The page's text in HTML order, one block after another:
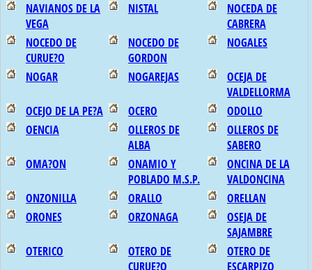
NAVIANOS DE LA
VEGA
NISTAL
NOCEDA DE
CABRERA
NOCEDO DE
CURUE?O
NOCEDO DE
GORDON
NOGALES
NOGAR NOGAREJAS
OCEJA DE
VALDELLORMA
OCEJO DE LA PE?A
OCERO
ODOLLO
OENCIA
OLLEROS DE
ALBA
OLLEROS DE
SABERO
OMA?ON
ONAMIO Y
POBLADO M.S.P.
ONCINA DE LA
VALDONCINA
ONZONILLA
ORALLO
ORELLAN
ORONES
ORZONAGA
OSEJA DE
SAJAMBRE
OTERICO
OTERO DE
CURUE?O
OTERO DE
ESCARPIZO